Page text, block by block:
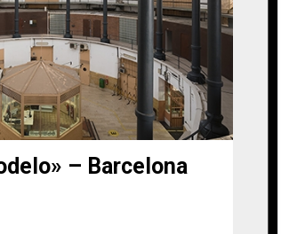
– Barcelona